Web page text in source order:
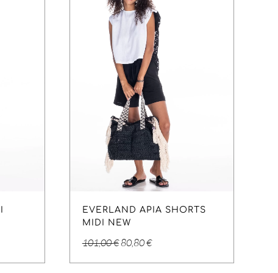
EVERLAND APIA SHORTS
MIDI NEW
101,00€Original
80,80€Η